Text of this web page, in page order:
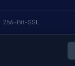
256-Bit-SSL